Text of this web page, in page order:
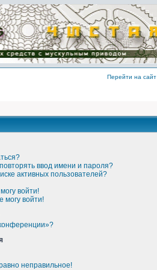
Перейти на сайт
ввод имени и пароля?
активных пользователей?
войти!
могу войти!
неправильное!